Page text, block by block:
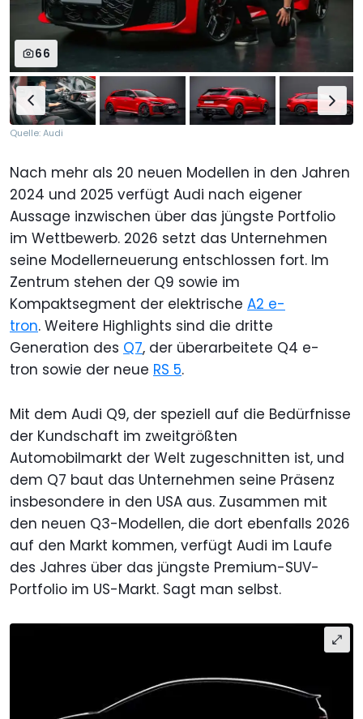
66
Quelle: Audi
Nach mehr als 20 neuen Modellen in den Jahren
2024 und 2025 verfügt Audi nach eigener
Aussage inzwischen über das jüngste Portfolio
im Wettbewerb. 2026 setzt das Unternehmen
seine Modellerneuerung entschlossen fort. Im
Zentrum stehen der Q9 sowie im
Kompaktsegment der elektrische A2 e-
tron. Weitere Highlights sind die dritte
Generation des Q7, der überarbeitete Q4 e-
tron sowie der neue RS 5.
Mit dem Audi Q9, der speziell auf die Bedürfnisse
der Kundschaft im zweitgrößten
Automobilmarkt der Welt zugeschnitten ist, und
dem Q7 baut das Unternehmen seine Präsenz
insbesondere in den USA aus. Zusammen mit
den neuen Q3-Modellen, die dort ebenfalls 2026
auf den Markt kommen, verfügt Audi im Laufe
des Jahres über das jüngste Premium-SUV-
Portfolio im US-Markt. Sagt man selbst.